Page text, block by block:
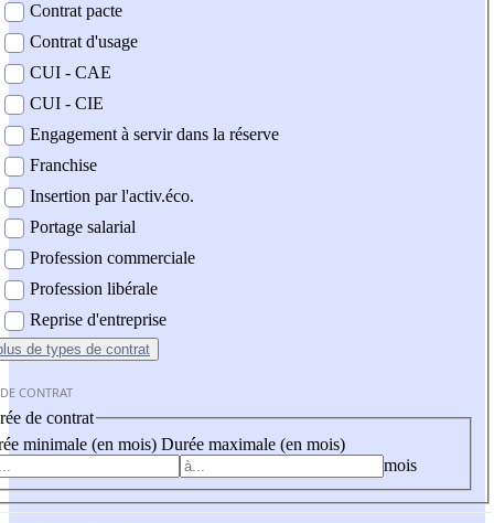
Contrat pacte
Contrat d'usage
CUI - CAE
CUI - CIE
Engagement à servir dans la réserve
Franchise
Insertion par l'activ.éco.
Portage salarial
Profession commerciale
Profession libérale
Reprise d'entreprise
de types de contrat
CONTRAT
de contrat
minimale (en mois) Durée maximale (en mois)
mois